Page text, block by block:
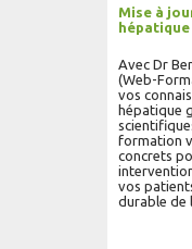
Mise à
hépatique
Avec Dr
(Web-
vos
hépatique
formation
concrets
vos
durable de